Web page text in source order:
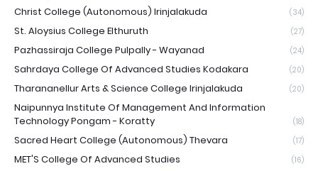
Christ College (Autonomous) Irinjalakuda (34)
St. Aloysius College Elthuruth (27)
Pazhassiraja College Pulpally - Wayanad (24)
Sahrdaya College Of Advanced Studies Kodakara (20)
Tharananellur Arts & Science College Irinjalakuda (20)
Naipunnya Institute Of Management And Information
Technology Pongam - Koratty
(18)
Sacred Heart College (Autonomous) Thevara (17)
MET'S College Of Advanced Studies (16)